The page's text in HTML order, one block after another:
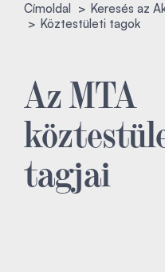
Címoldal
Keresés az
Köztestületi tagok
Az MTA
tagjai